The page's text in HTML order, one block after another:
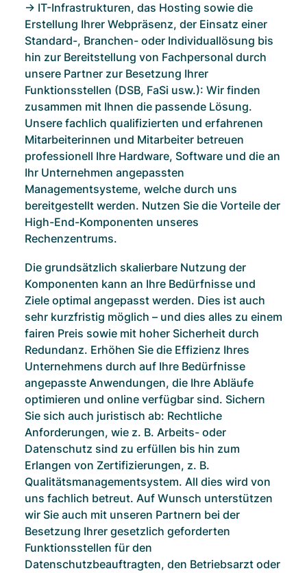
-> IT-Infrastrukturen, das Hosting sowie die
Erstellung Ihrer Webpräsenz, der Einsatz einer
Standard-, Branchen- oder Individuallösung bis
hin zur Bereitstellung von Fachpersonal durch
unsere Partner zur Besetzung Ihrer
Funktionsstellen (DSB, FaSi usw.): Wir finden
zusammen mit Ihnen die passende Lösung.
Unsere fachlich qualifizierten und erfahrenen
Mitarbeiterinnen und Mitarbeiter betreuen
professionell Ihre Hardware, Software und die an
Ihr Unternehmen angepassten
Managementsysteme, welche durch uns
bereitgestellt werden. Nutzen Sie die Vorteile der
High-End-Komponenten unseres
Rechenzentrums.
Die grundsätzlich skalierbare Nutzung der
Komponenten kann an Ihre Bedürfnisse und
Ziele optimal angepasst werden. Dies ist auch
sehr kurzfristig möglich – und dies alles zu einem
fairen Preis sowie mit hoher Sicherheit durch
Redundanz. Erhöhen Sie die Effizienz Ihres
Unternehmens durch auf Ihre Bedürfnisse
angepasste Anwendungen, die Ihre Abläufe
optimieren und online verfügbar sind. Sichern
Sie sich auch juristisch ab: Rechtliche
Anforderungen, wie z. B. Arbeits- oder
Datenschutz sind zu erfüllen bis hin zum
Erlangen von Zertifizierungen, z. B.
Qualitätsmanagementsystem. All dies wird von
uns fachlich betreut. Auf Wunsch unterstützen
wir Sie auch mit unseren Partnern bei der
Besetzung Ihrer gesetzlich geforderten
Funktionsstellen für den
Datenschutzbeauftragten, den Betriebsarzt oder